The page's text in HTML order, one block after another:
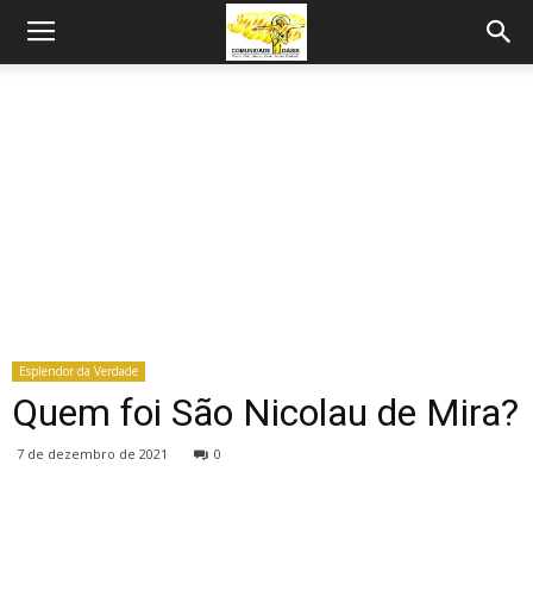
Esplendor da Verdade
Quem foi São Nicolau de Mira?
7 de dezembro de 2021 0